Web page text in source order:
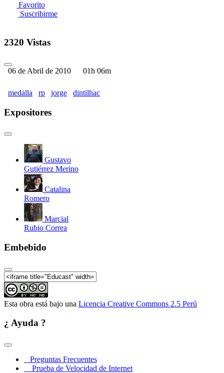
Favorito
Suscribirme
2320 Vistas
06 de Abril de 2010 01h 06m
medalla rp jorge dintilhac
Expositores
Gustavo
Gutiérrez Merino
Catalina
Romero
Marcial
Rubio Correa
Embebido
Esta obra está bajo una Licencia Creative Commons 2.5 Perú
¿ Ayuda ?
Preguntas Frecuentes
Prueba de Velocidad de Internet